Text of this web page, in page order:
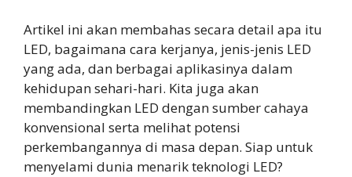
Artikel ini akan membahas secara detail apa itu
LED, bagaimana cara kerjanya, jenis-jenis LED
yang ada, dan berbagai aplikasinya dalam
kehidupan sehari-hari. Kita juga akan
membandingkan LED dengan sumber cahaya
konvensional serta melihat potensi
perkembangannya di masa depan. Siap untuk
menyelami dunia menarik teknologi LED?